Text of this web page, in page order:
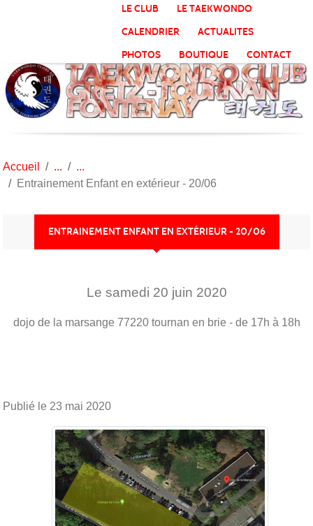
LE CLUB
LE TAEKWONDO
CALENDRIER
ACTUALITES
PHOTOS
BOUTIQUE CONTACT
Accueil
Entrainement Enfant en extérieur - 20/06
ENTRAINEMENT ENFANT EN EXTÉRIEUR - 20/06
Le samedi 20 juin 2020
dojo de la marsange 77220 tournan en brie - de 17h à 18h
Publié le 23 mai 2020
Panneau de gestion des cookies